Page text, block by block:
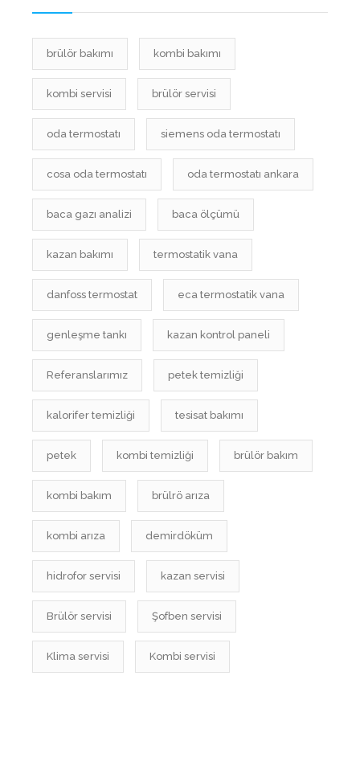
brülör bakımı kombi bakımı
kombi servisi brülör servisi
oda termostatı siemens oda termostatı
cosa oda termostatı oda termostatı ankara
baca gazı analizi baca ölçümü
kazan bakımı termostatik vana
danfoss termostat eca termostatik vana
genleşme tankı kazan kontrol paneli
Referanslarımız petek temizliği
kalorifer temizliği tesisat bakımı
petek kombi temizliği brülör bakım
kombi bakım brülrö arıza
kombi arıza demirdöküm
hidrofor servisi kazan servisi
Brülör servisi Şofben servisi
Klima servisi Kombi servisi